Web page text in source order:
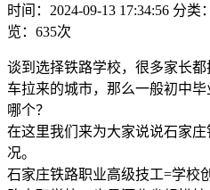
时间：2024-09-13 17:34:56 分类：
览：635次
谈到选择铁路学校，很多家长
车拉来的城市，那么一般初中
哪个？
在这里我们来为大家说说石家
况。
石家庄铁路职业高级技工=学校